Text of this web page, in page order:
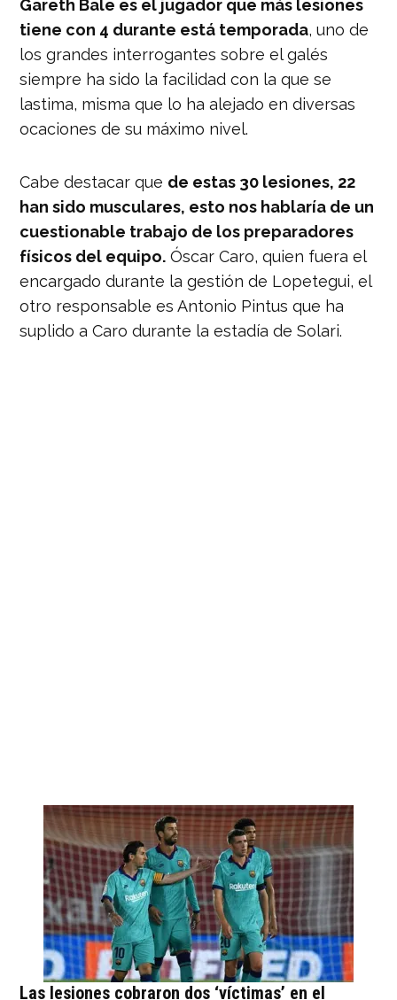
Gareth Bale es el jugador que más lesiones
tiene con 4 durante está temporada, uno de
los grandes interrogantes sobre el galés
siempre ha sido la facilidad con la que se
lastima, misma que lo ha alejado en diversas
ocaciones de su máximo nivel.
Cabe destacar que de estas 30 lesiones, 22
han sido musculares, esto nos hablaría de un
cuestionable trabajo de los preparadores
físicos del equipo. Óscar Caro, quien fuera el
encargado durante la gestión de Lopetegui, el
otro responsable es Antonio Pintus que ha
suplido a Caro durante la estadía de Solari.
Las lesiones cobraron dos ‘víctimas’ en el